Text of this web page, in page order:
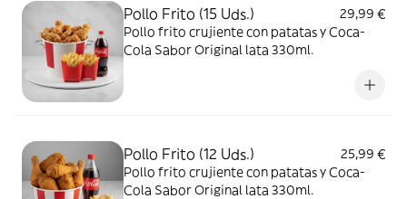
Pollo Frito (15 Uds.)
29,99 €
Pollo frito crujiente con patatas y Coca-
Cola Sabor Original lata 330ml.
Pollo Frito (12 Uds.)
25,99 €
Pollo frito crujiente con patatas y Coca-
Cola Sabor Original lata 330ml.